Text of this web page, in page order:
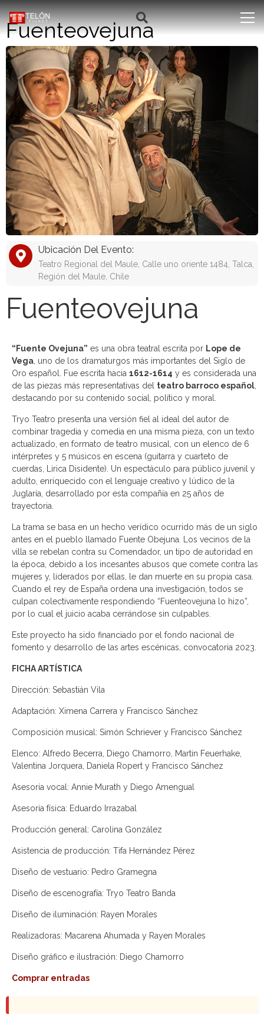
Fuenteovejuna
Ubicación Del Evento:
Teatro Regional del Maule, Calle uno oriente 1484, Talca,
Región del Maule, Chile
Fuenteovejuna
“Fuente Ovejuna” es una obra teatral escrita por Lope de
Vega , uno de los dramaturgos más importantes del Siglo de
Oro español. Fue escrita hacia 1612-1614 y es considerada una
de las piezas más representativas del teatro barroco español
destacando por su contenido social, político y moral.
Tryo Teatro presenta una versión fiel al ideal del autor de
combinar tragedia y comedia en una misma pieza, con un texto
actualizado, en formato de teatro musical, con un elenco de 6
intérpretes y 5 músicos en escena (guitarra y cuarteto de
cuerdas, Lirica Disidente). Un espectáculo para público juvenil y
adulto, enriquecido con el lenguaje creativo y lúdico de la
Juglaría, desarrollado por esta compañía en 25 años de
trayectoria.
La trama se basa en un hecho verídico ocurrido más de un siglo
antes en el pueblo llamado Fuente Obejuna. Los vecinos de la
villa se rebelan contra su Comendador, un tipo de autoridad en
la época, debido a los incesantes abusos que comete contra las
mujeres y, liderados por ellas, le dan muerte en su propia casa.
Cuando el rey de España ordena una investigación, todos se
culpan colectivamente respondiendo “Fuenteovejuna lo hizo”,
por lo cual el juicio acaba cerrándose sin culpables.
Este proyecto ha sido financiado por el fondo nacional de
fomento y desarrollo de las artes escénicas, convocatoria 2023.
FICHA ARTÍSTICA
Dirección: Sebastián Vila
Adaptación: Ximena Carrera y Francisco Sánchez
Composición musical: Simón Schriever y Francisco Sánchez
Elenco: Alfredo Becerra, Diego Chamorro, Martin Feuerhake,
Valentina Jorquera, Daniela Ropert y Francisco Sánchez
Asesoría vocal: Annie Murath y Diego Amengual
Asesoría física: Eduardo Irrazabal
Producción general: Carolina González
Asistencia de producción: Tifa Hernández Pérez
Diseño de vestuario: Pedro Gramegna
Diseño de escenografía: Tryo Teatro Banda
Diseño de iluminación: Rayen Morales
Realizadoras: Macarena Ahumada y Rayen Morales
Diseño gráfico e ilustración: Diego Chamorro
Comprar entradas